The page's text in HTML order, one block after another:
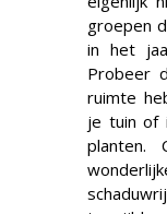
groepen
in het
Probeer
ruimte
je tuin of
planten.